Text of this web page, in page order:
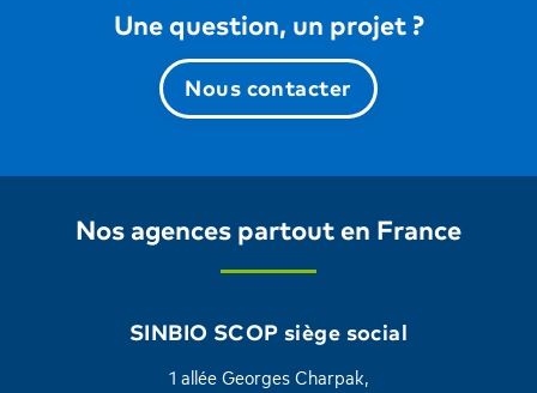
Une question, un projet ?
Nous contacter
Nos agences partout en France
SINBIO SCOP siège social
1 allée Georges Charpak,